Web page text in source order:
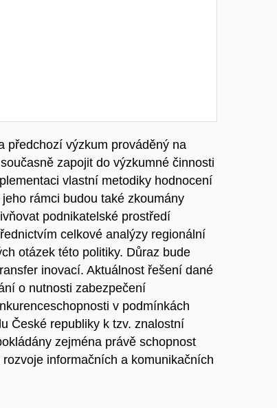
předchozí výzkum prováděný na
zapojit do výzkumné činnosti
vlastní metodiky hodnocení
rámci budou také zkoumány
podnikatelské prostředí
celkové analýzy regionální
otázek této politiky. Důraz bude
inovací. Aktuálnost řešení dané
o nutnosti zabezpečení
v podmínkách
České republiky k tzv. znalostní
zejména právě schopnost
informačních a komunikačních